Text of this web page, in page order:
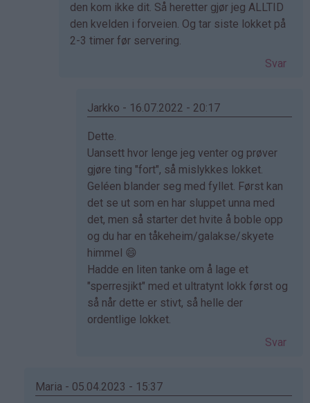
den kom ikke dit. Så heretter gjør jeg ALLTID
den kvelden i forveien. Og tar siste lokket på
2-3 timer før servering.
Svar
Jarkko - 16.07.2022 - 20:17
Som
svar
på
av
Elisabeth
(ikke
bekreftet)
Dette.
Uansett hvor lenge jeg venter og prøver
gjøre ting "fort", så mislykkes lokket.
Geléen blander seg med fyllet. Først kan
det se ut som en har sluppet unna med
det, men så starter det hvite å boble opp
og du har en tåkeheim/galakse/skyete
himmel 😄
Hadde en liten tanke om å lage et
"sperresjikt" med et ultratynt lokk først og
så når dette er stivt, så helle der
ordentlige lokket.
Svar
Maria - 05.04.2023 - 15:37